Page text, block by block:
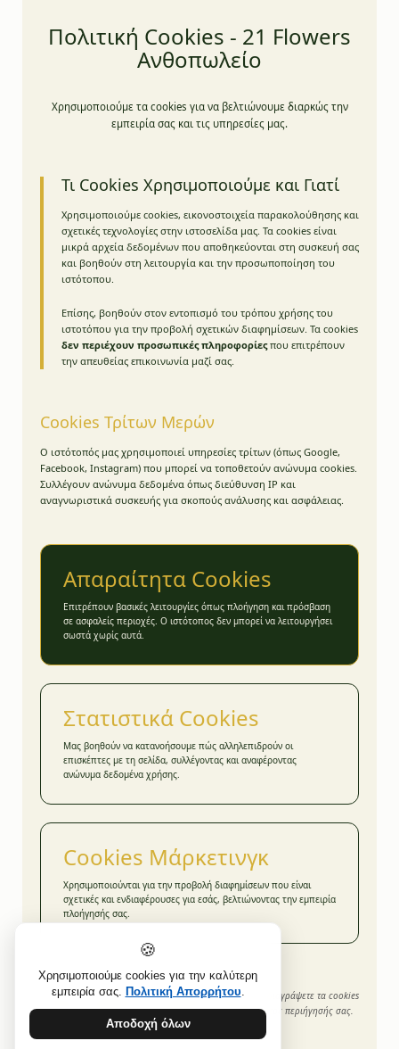
Πολιτική Cookies - 21 Flowers
Ανθοπωλείο
Χρησιμοποιούμε τα cookies για να βελτιώνουμε διαρκώς την
εμπειρία σας και τις υπηρεσίες μας.
Τι Cookies Χρησιμοποιούμε και Γιατί
Χρησιμοποιούμε cookies, εικονοστοιχεία παρακολούθησης και
σχετικές τεχνολογίες στην ιστοσελίδα μας. Τα cookies είναι
μικρά αρχεία δεδομένων που αποθηκεύονται στη συσκευή σας
και βοηθούν στη λειτουργία και την προσωποποίηση του
ιστότοπου.
Επίσης, βοηθούν στον εντοπισμό του τρόπου χρήσης του
ιστοτόπου για την προβολή σχετικών διαφημίσεων. Τα cookies
δεν περιέχουν προσωπικές πληροφορίεςπου επιτρέπουν
την απευθείας επικοινωνία μαζί σας.
Cookies Τρίτων Μερών
Ο ιστότοπός μας χρησιμοποιεί υπηρεσίες τρίτων (όπως Google,
Facebook, Instagram) που μπορεί να τοποθετούν ανώνυμα cookies.
Συλλέγουν ανώνυμα δεδομένα όπως διεύθυνση IP και
αναγνωριστικά συσκευής για σκοπούς ανάλυσης και ασφάλειας.
Απαραίτητα Cookies
Επιτρέπουν βασικές λειτουργίες όπως πλοήγηση και πρόσβαση
σε ασφαλείς περιοχές. Ο ιστότοπος δεν μπορεί να λειτουργήσει
σωστά χωρίς αυτά.
Στατιστικά Cookies
Μας βοηθούν να κατανοήσουμε πώς αλληλεπιδρούν οι
επισκέπτες με τη σελίδα, συλλέγοντας και αναφέροντας
ανώνυμα δεδομένα χρήσης.
Cookies Μάρκετινγκ
Χρησιμοποιούνται για την προβολή διαφημίσεων που είναι
σχετικές και ενδιαφέρουσες για εσάς, βελτιώνοντας την εμπειρία
πλοήγησής σας.
Μπορείτε να διαχειριστείτε, να απενεργοποιήσετε ή να διαγράψετε τα cookies
ανά πάσα στιγμή μέσω των ρυθμίσεων του προγράμματος περιήγησής σας.
🍪
Χρησιμοποιούμε cookies για την καλύτερη
εμπειρία σας. Πολιτική Απορρήτου.
Αποδοχή όλων